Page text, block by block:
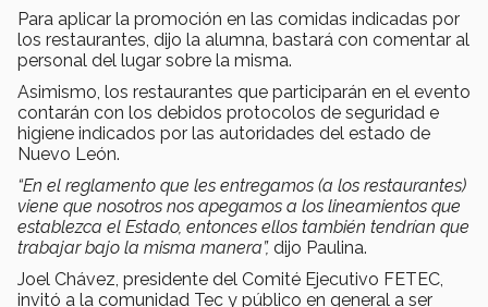
Para aplicar la promoción en las comidas indicadas por
los restaurantes, dijo la alumna, bastará con comentar al
personal del lugar sobre la misma.
Asimismo, los restaurantes que participarán en el evento
contarán con los debidos protocolos de seguridad e
higiene indicados por las autoridades del estado de
Nuevo León.
“En el reglamento que les entregamos (a los restaurantes)
viene que nosotros nos apegamos a los lineamientos que
establezca el Estado, entonces ellos también tendrían que
trabajar bajo la misma manera”, dijo Paulina.
Joel Chávez, presidente del Comité Ejecutivo FETEC,
invitó a la comunidad Tec y público en general a ser